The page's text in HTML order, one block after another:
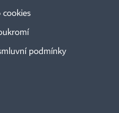
cookies
podmínky